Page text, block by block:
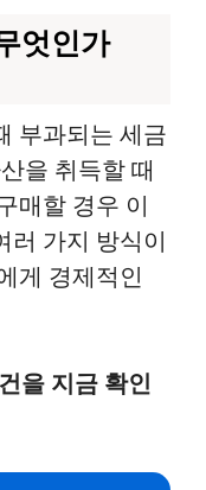
엇인가
부과되는 세금
을 취득할 때
매할 경우 이
러 가지 방식이
게 경제적인
을 지금 확인